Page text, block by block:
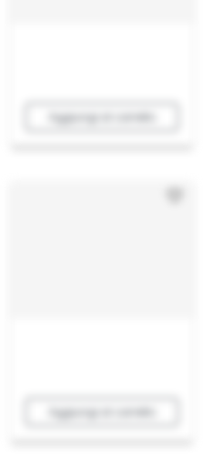
Aggiungi al carrello
Aggiungi al carrello